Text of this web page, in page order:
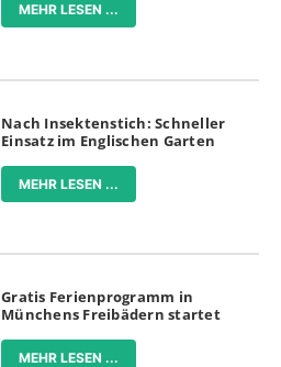
MEHR LESEN ...
Nach Insektenstich: Schneller
Einsatz im Englischen Garten
MEHR LESEN ...
Gratis Ferienprogramm in
Münchens Freibädern startet
MEHR LESEN ...